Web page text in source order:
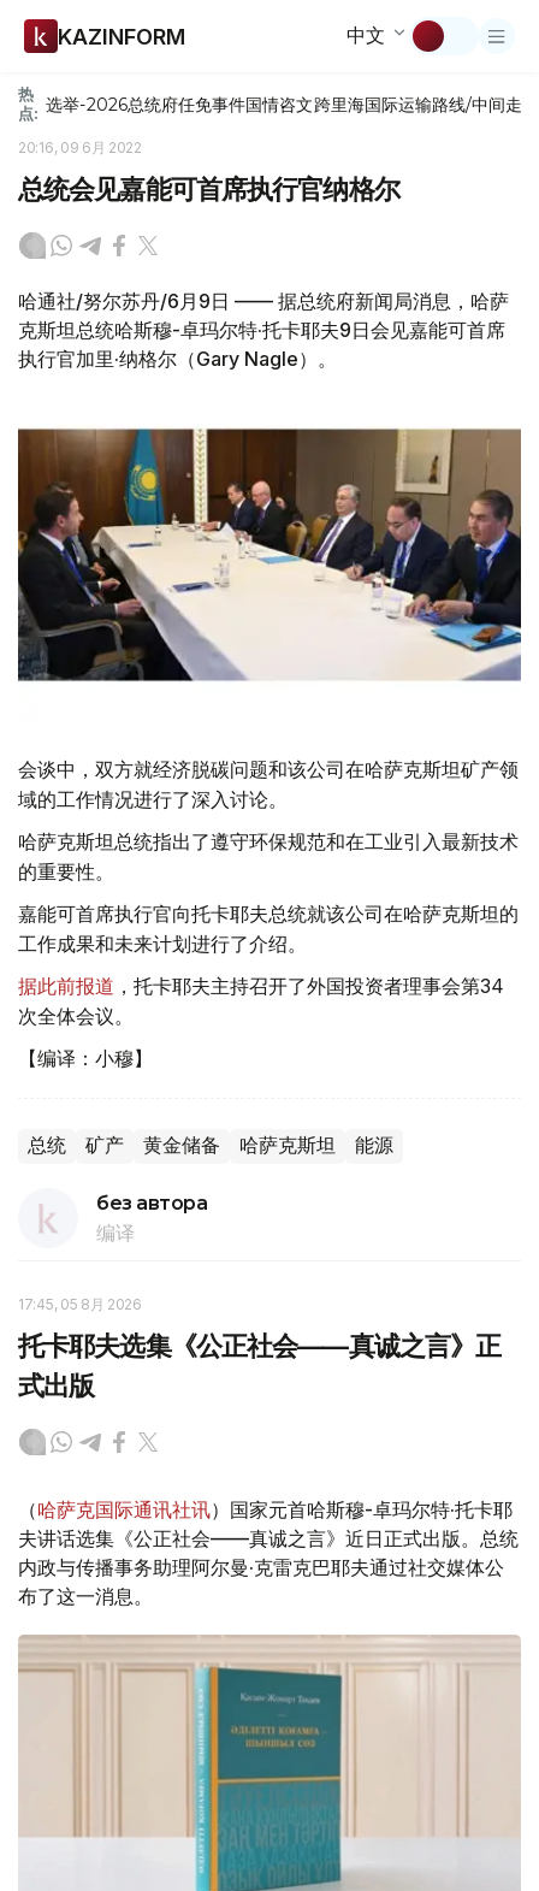
KAZINFORM 中文
热
点: 选举-2026总统府任免事件国情咨文跨里海国际运输路线/中间走廊
20:16, 09 6月 2022
总统会见嘉能可首席执行官纳格尔
哈通社/努尔苏丹/6月9日 —— 据总统府新闻局消息，哈萨
克斯坦总统哈斯穆-卓玛尔特·托卡耶夫9日会见嘉能可首席
执行官加里·纳格尔（Gary Nagle）。
会谈中，双方就经济脱碳问题和该公司在哈萨克斯坦矿产领
域的工作情况进行了深入讨论。
哈萨克斯坦总统指出了遵守环保规范和在工业引入最新技术
的重要性。
嘉能可首席执行官向托卡耶夫总统就该公司在哈萨克斯坦的
工作成果和未来计划进行了介绍。
据此前报道 ，托卡耶夫主持召开了外国投资者理事会第34
次全体会议。
【编译：小穆】
总统 矿产 黄金储备 哈萨克斯坦 能源
без автора
编译
17:45, 05 8月 2026
托卡耶夫选集《公正社会——真诚之言》正
式出版
（哈萨克国际通讯社讯）国家元首哈斯穆-卓玛尔特·托卡耶
夫讲话选集《公正社会——真诚之言》近日正式出版。总统
内政与传播事务助理阿尔曼·克雷克巴耶夫通过社交媒体公
布了这一消息。